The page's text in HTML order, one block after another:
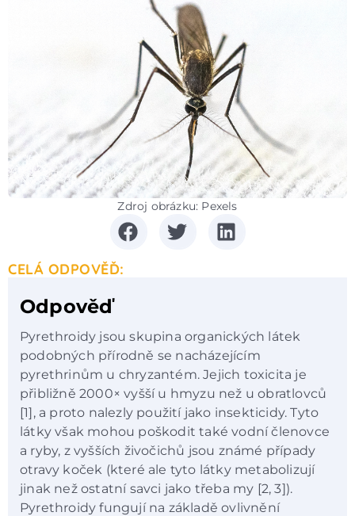
Zdroj obrázku: Pexels
CELÁ ODPOVĚĎ:
Odpověď
Pyrethroidy jsou skupina organických látek
podobných přírodně se nacházejícím
pyrethrinům u chryzantém. Jejich toxicita je
přibližně 2000× vyšší u hmyzu než u obratlovců
[1], a proto nalezly použití jako insekticidy. Tyto
látky však mohou poškodit také vodní členovce
a ryby, z vyšších živočichů jsou známé případy
otravy koček (které ale tyto látky metabolizují
jinak než ostatní savci jako třeba my [2, 3]).
Pyrethroidy fungují na základě ovlivnění